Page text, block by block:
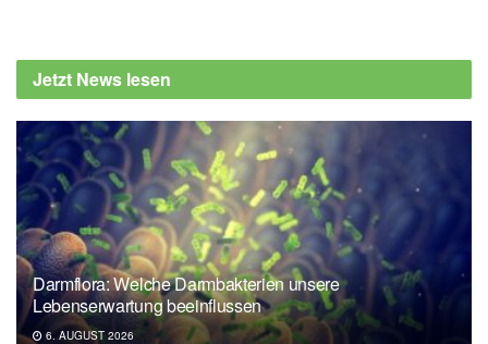
Jetzt News lesen
Darmflora: Welche Darmbakterien unsere
Lebenserwartung beeinflussen
6. AUGUST 2026